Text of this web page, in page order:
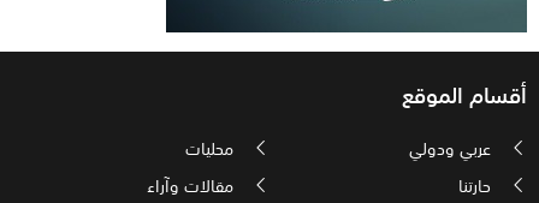
أقسام الموقع
عربي ودولي
محليات
حارتنا
مقالات وآراء